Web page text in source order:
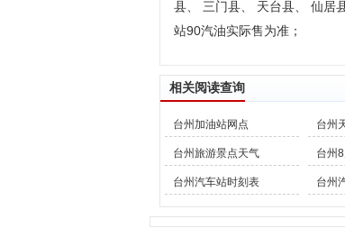
县、 三门县、 天台县、 仙居
站90汽油实际售为准；
相关阅读查询
台州加油站网点 台州
台州旅游景点天气 台州
台州汽车站时刻表 台州